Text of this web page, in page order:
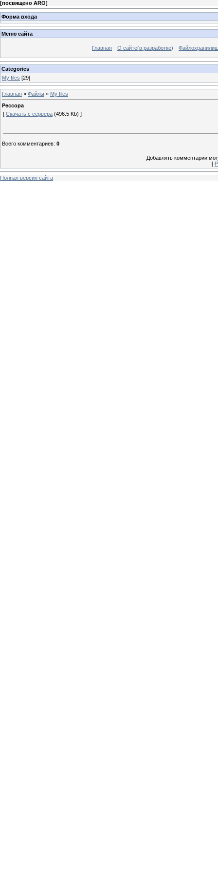
[посвящено ARO]
Форма входа
Меню сайта
Главная О сайте(в разработке)
Categories
My files [29]
Главная » Файлы » My files
Рессора
[ Скачать с сервера (496.5 Kb) ]
Всего комментариев: 0
Добавлять комментарии
[
Полная версия сайта